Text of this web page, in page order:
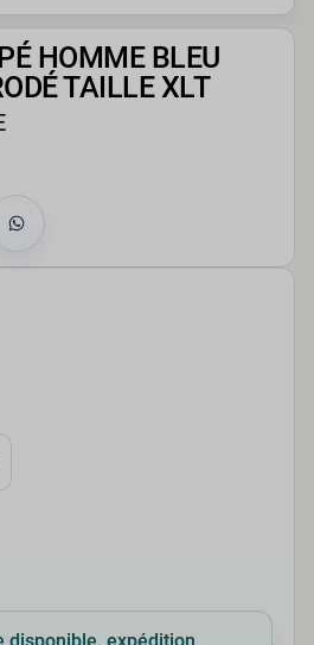
HOMME BLEU
TAILLE XLT